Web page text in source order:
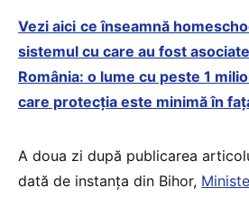
Vezi aici ce înseamnă
sistemul cu care au fost
România: o lume cu peste 1
care protecția este minimă în
A doua zi după publicarea
dată de instanța din Bihor,